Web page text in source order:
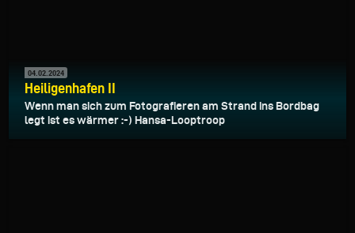
04.02.2024
Heiligenhafen II
Wenn man sich zum Fotografieren am Strand ins Bordbag
legt ist es wärmer :-) Hansa-Looptroop